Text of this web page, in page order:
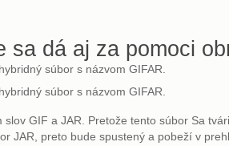
sa dá aj za pomoci
súbor s názvom GIFAR.
súbor s názvom GIFAR.
slov GIF a JAR. Pretože tento súbor Sa
JAR, preto bude spustený a pobeží v